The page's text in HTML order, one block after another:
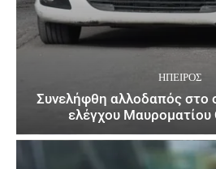
ΉΠΕΙΡΟΣ
Συνελήφθη αλλοδαπός στο
ελέγχου